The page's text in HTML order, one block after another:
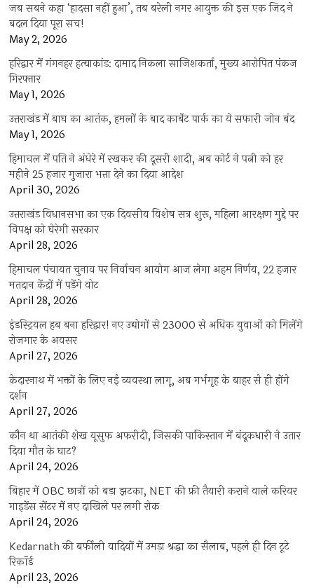
जब सबने कहा ‘हादसा नहीं हुआ’, तब बरेली नगर आयुक्त की इस एक जिद ने
बदल दिया पूरा सच!
May 2, 2026
हरिद्वार में गंगनहर हत्याकांड: दामाद निकला साजिशकर्ता, मुख्य आरोपित पंकज
गिरफ्तार
May 1, 2026
उत्तराखंड में बाघ का आतंक, हमलों के बाद कार्बेट पार्क का ये सफारी जोन बंद
May 1, 2026
हिमाचल में पति ने अंधेरे में रखकर की दूसरी शादी, अब कोर्ट ने पत्नी को हर
महीने 25 हजार गुजारा भत्ता देने का दिया आदेश
April 30, 2026
उत्तराखंड विधानसभा का एक दिवसीय विशेष सत्र शुरू, महिला आरक्षण मुद्दे पर
विपक्ष को घेरेगी सरकार
April 28, 2026
हिमाचल पंचायत चुनाव पर निर्वाचन आयोग आज लेगा अहम निर्णय, 22 हजार
मतदान केंद्रों में पड़ेंगे वोट
April 28, 2026
इंडस्ट्रियल हब बना हरिद्वार! नए उद्योगों से 23000 से अधिक युवाओं को मिलेंगे
रोजगार के अवसर
April 27, 2026
केदारनाथ में भक्तों के लिए नई व्यवस्था लागू, अब गर्भगृह के बाहर से ही होंगे
दर्शन
April 27, 2026
कौन था आतंकी शेख यूसुफ अफरीदी, जिसकी पाकिस्तान में बंदूकधारी ने उतार
दिया मौत के घाट?
April 24, 2026
बिहार में OBC छात्रों को बड़ा झटका, NET की फ्री तैयारी कराने वाले करियर
गाइडेंस सेंटर में नए दाखिले पर लगी रोक
April 24, 2026
Kedarnath की बर्फीली वादियों में उमड़ा श्रद्धा का सैलाब, पहले ही दिन टूटे
रिकॉर्ड
April 23, 2026